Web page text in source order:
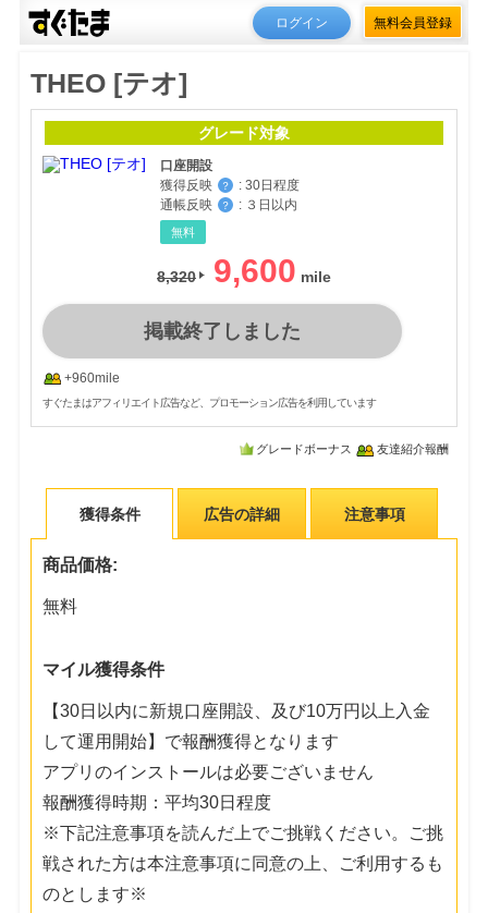
ログイン 無料会員登録
THEO [テオ]
グレード対象
口座開設
獲得反映
？ : 30日程度
通帳反映
？ : ３日以内
無料
8,320 9,600
掲載終了しました
+960mile
すぐたまはアフィリエイト広告など、プロモーション広告を利用しています
グレードボーナス 友達紹介報酬
獲得条件 広告の詳細 注意事項
商品価格:
無料
マイル獲得条件
【30日以内に新規口座開設、及び10万円以上入金
して運用開始】で報酬獲得となります
アプリのインストールは必要ございません
報酬獲得時期：平均30日程度
※下記注意事項を読んだ上でご挑戦ください。ご挑
戦された方は本注意事項に同意の上、ご利用するも
のとします※